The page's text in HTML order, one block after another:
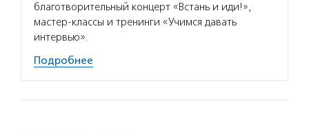
благотворительный концерт «Встань и иди!»,
мастер-классы и тренинги «Учимся давать
интервью».
Подробнее